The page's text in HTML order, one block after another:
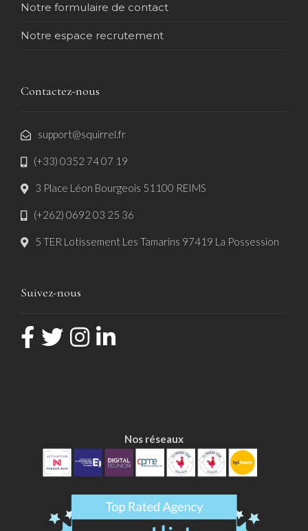
Notre formulaire de contact
Notre espace recrutement
Contactez-nous
support@squirrel.fr
(+33) 0352 74 07 19
3 Place Léon Bourgeois 51100 REIMS
(+262) 0692 03 25 36
5 TER Lotissement Les Tamarins 97419 La Possession
Suivez-nous
Nos réseaux